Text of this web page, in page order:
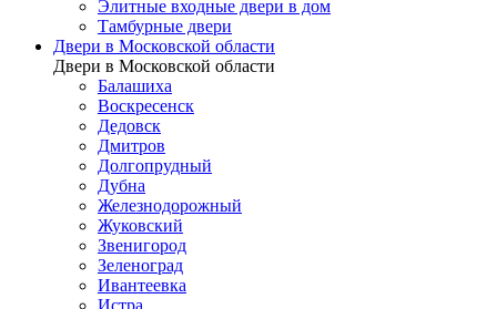
Элитные входные двери в дом
Тамбурные двери
Двери в Московской области
Двери в Московской области
Балашиха
Воскресенск
Дедовск
Дмитров
Долгопрудный
Дубна
Железнодорожный
Жуковский
Звенигород
Зеленоград
Ивантеевка